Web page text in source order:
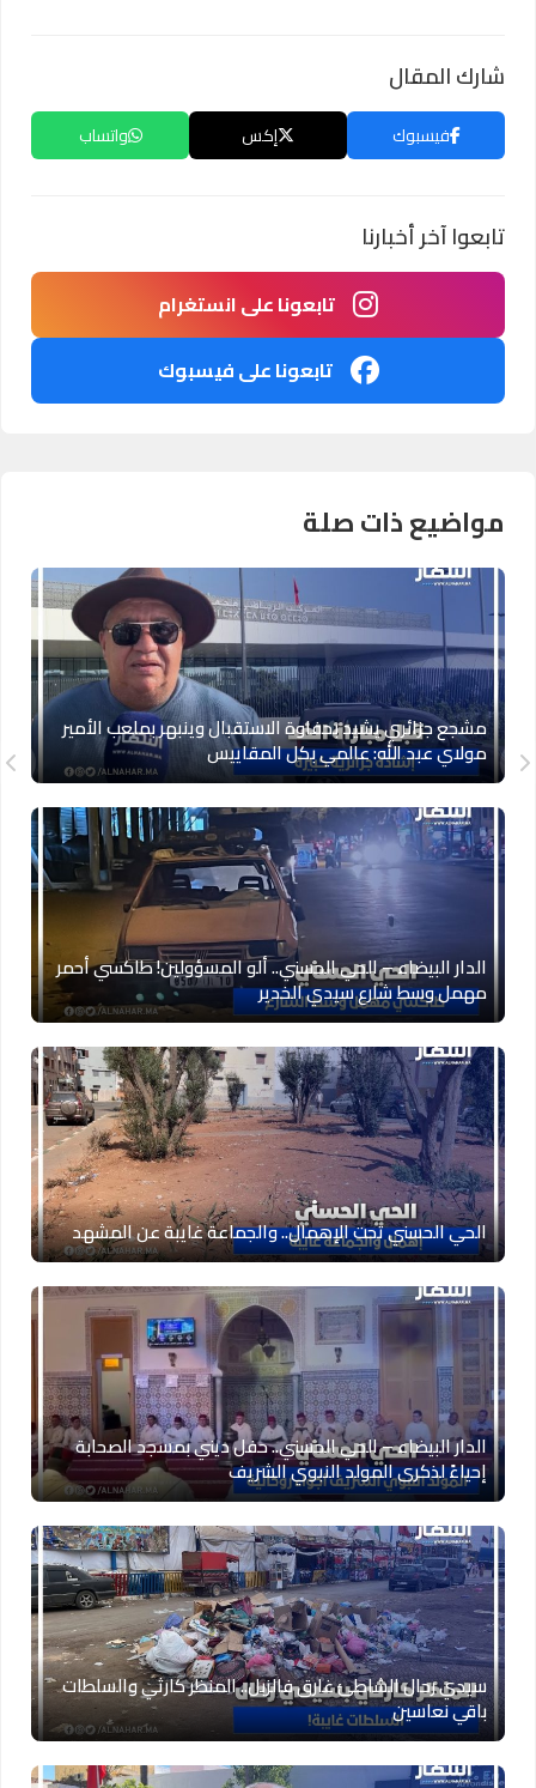
شارك المقال
فيسبوك إكس واتساب
تابعوا آخر أخبارنا
تابعونا على انستغرام
تابعونا على فيسبوك
مواضيع ذات صلة
مشجع جزائري يشيد بحفاوة الاستقبال وينبهر بملعب الأمير
مولاي عبد الله: عالمي بكل المقاييس
الدار البيضاء – الحي الحسني.. ألو المسؤولين! طاكسي أحمر
مهمل وسط شارع سيدي الخدير
الحي الحسني تحت الإهمال.. والجماعة غايبة عن المشهد
الدار البيضاء – الحي الحسني.. حفل ديني بمسجد الصحابة
إحياءً لذكرى المولد النبوي الشريف
سيدي رحال الشاطئ غارق فالزبل.. المنظر كارثي والسلطات
باقي نعاسين